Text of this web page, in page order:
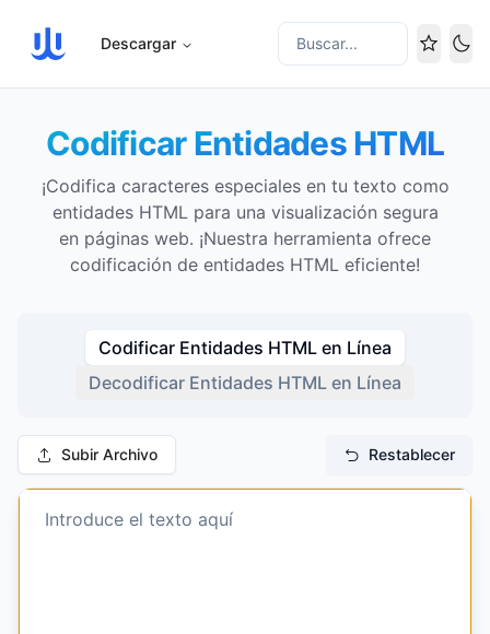
Descargar Buscar...
Codificar Entidades HTML
¡Codifica caracteres especiales en tu texto como
entidades HTML para una visualización segura
en páginas web. ¡Nuestra herramienta ofrece
codificación de entidades HTML eficiente!
Codificar Entidades HTML en Línea
Decodificar Entidades HTML en Línea
Subir Archivo Restablecer